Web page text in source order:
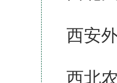
西安
西北